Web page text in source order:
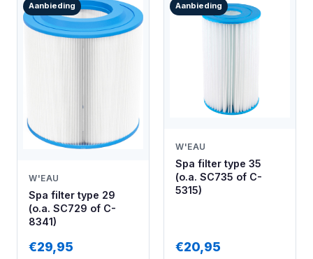
Aanbieding
W'EAU
Spa filter type 29
(o.a. SC729 of C-
8341)
€29,95
Aanbieding
W'EAU
Spa filter type 35
(o.a. SC735 of C-
5315)
€20,95